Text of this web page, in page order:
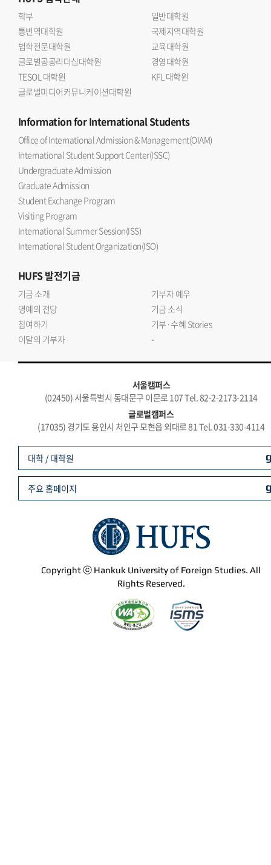
학부
일반대학원
통번역대학원
국제지역대학원
법학전문대학원
교육대학원
글로벌공공리더십대학원
경영대학원
TESOL 대학원
KFL 대학원
글로벌미디어커뮤니케이션대학원
Informationfor International Students
Office of International Admission & Management(OIAM)
International Student Support Center(ISSC)
Undergraduate Admission
Graduate Admission
Student Exchange Program
Visiting Program
International Summer Session(ISS)
International Student Organization(ISO)
HUFS발전기금
기금 소개
기부자 예우
명예의 전당
기금 소식
참여하기
기부·수혜 Stories
이달의 기부자
-
서울캠퍼스
(02450) 서울특별시 동대문구 이문로 107 Tel. 82-2-2173-2114
글로벌캠퍼스
(17035) 경기도 용인시 처인구 모현읍 외대로 81 Tel. 031-330-4114
Copyright ⓒ Hankuk University of Foreign Studies. All
Rights Reserved.
대학 / 대학원
주요 홈페이지